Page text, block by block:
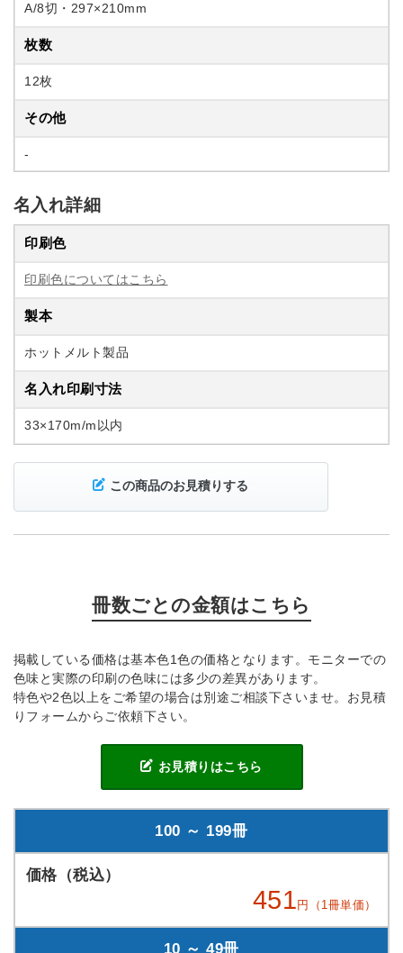
A/8切・297×210mm
枚数
12枚
その他
-
名入れ詳細
印刷色
印刷色についてはこちら
製本
ホットメルト製品
名入れ印刷寸法
33×170m/m以内
この商品のお見積りする
冊数ごとの金額はこちら
掲載している価格は基本色1色の価格となります。モニターでの
色味と実際の印刷の色味には多少の差異があります。
特色や2色以上をご希望の場合は別途ご相談下さいませ。お見積
りフォームからご依頼下さい。
お見積りはこちら
100 ～ 199冊
451 円（1冊単価）
10 ～ 49冊